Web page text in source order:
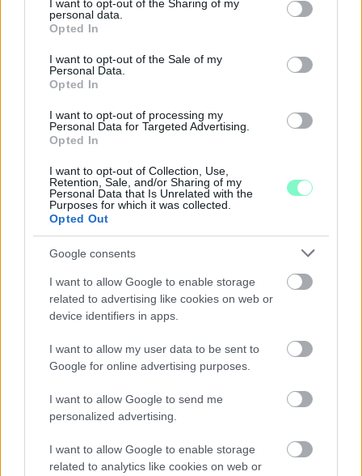
not limited to your visit or usage behaviour. You may click to
grant or deny consent to Google and its third-party tags to
use your data for below specified purposes in below Google
consent section.
I want to opt-out of the Sharing of my
personal data.
Opted In
I want to opt-out of the Sale of my
Personal Data.
Opted In
I want to opt-out of processing my
Personal Data for Targeted Advertising.
Opted In
I want to opt-out of Collection, Use,
Retention, Sale, and/or Sharing of my
Personal Data that Is Unrelated with the
Purposes for which it was collected.
Opted Out
Google consents
I want to allow Google to enable storage
related to advertising like cookies on web or
device identifiers in apps.
I want to allow my user data to be sent to
Google for online advertising purposes.
I want to allow Google to send me
personalized advertising.
I want to allow Google to enable storage
related to analytics like cookies on web or
A BAROKK ÖSSZES ÁRNYALATA ÉS MÉG EGY SOR
KIVÁLÓ PROGRAM VÁR MINDENKIT EZEN A HÉTVÉGÉN
GYŐRBEN
Majka koncert, jóga szeánsz, “borhajózás” és egy csomó minden
Szólj hozzá!